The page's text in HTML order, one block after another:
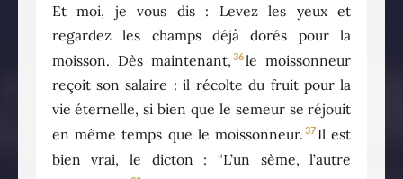
Et moi, je vous dis : Levez les yeux et
regardez les champs déjà dorés pour la
moisson. Dès maintenant, 36le moissonneur
reçoit son salaire : il récolte du fruit pour la
vie éternelle, si bien que le semeur se réjouit
en même temps que le moissonneur. 37 Il est
bien vrai, le dicton : “L’un sème, l’autre